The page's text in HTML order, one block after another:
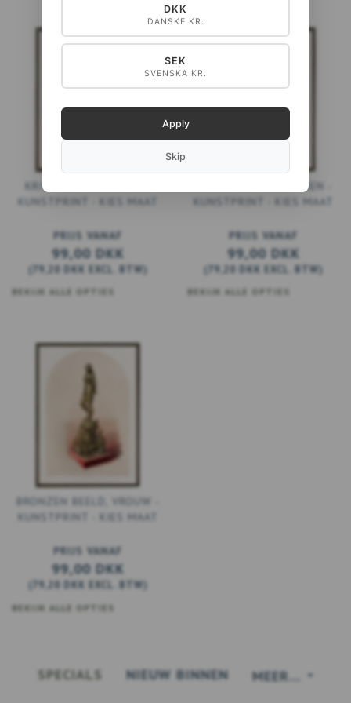
KRISTALLEN FONTEIN -
KUNSTPRINT - KIES MAAT
PRIJS VANAF
99,00 DKK
79,20 DKK EXCL. BTW
BEKIJK ALLE OPTIES
MOEDER MET KINDEREN -
KUNSTPRINT - KIES MAAT
PRIJS VANAF
99,00 DKK
79,20 DKK EXCL. BTW
BEKIJK ALLE OPTIES
BRONZEN BEELD, VROUW -
KUNSTPRINT - KIES MAAT
PRIJS VANAF
99,00 DKK
79,20 DKK EXCL. BTW
BEKIJK ALLE OPTIES
MEER...
SPECIALS NIEUW BINNEN
DKK
DANSKE KR.
SEK
SVENSKA KR.
Apply
Skip